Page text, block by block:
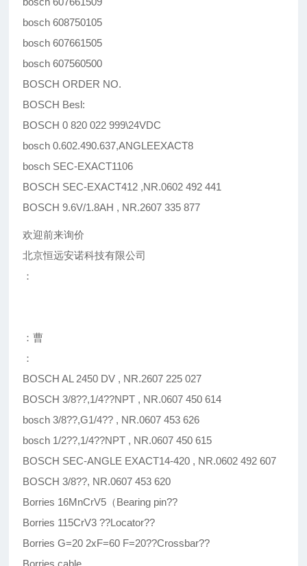
bosch 608750105
bosch 607661505
bosch 607560500
BOSCH ORDER NO.
BOSCH Besl:
BOSCH 0 820 022 999\24VDC
bosch 0.602.490.637,ANGLEEXACT8
bosch SEC-EXACT1106
BOSCH SEC-EXACT412 ,NR.0602 492 441
BOSCH 9.6V/1.8AH , NR.2607 335 877
欢迎前来询价
北京恒远安诺科技有限公司
：
：曹
：
BOSCH AL 2450 DV , NR.2607 225 027
BOSCH 3/8??,1/4??NPT , NR.0607 450 614
bosch 3/8??,G1/4?? , NR.0607 453 626
bosch 1/2??,1/4??NPT , NR.0607 450 615
BOSCH SEC-ANGLE EXACT14-420 , NR.0602 492 607
BOSCH 3/8??, NR.0607 453 620
Borries 16MnCrV5（Bearing pin??
Borries 115CrV3 ??Locator??
Borries G=20 2xF=60 F=20??Crossbar??